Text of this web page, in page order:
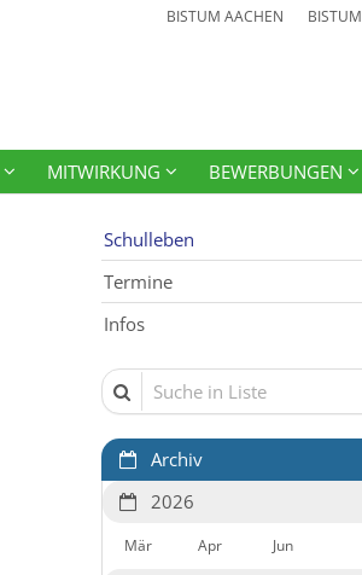
BISTUM AACHEN
MITWIRKUNG BEWERBUNGEN
Schulleben
Termine
Infos
Suche in Liste
Archiv
2026
Mär Apr Jun